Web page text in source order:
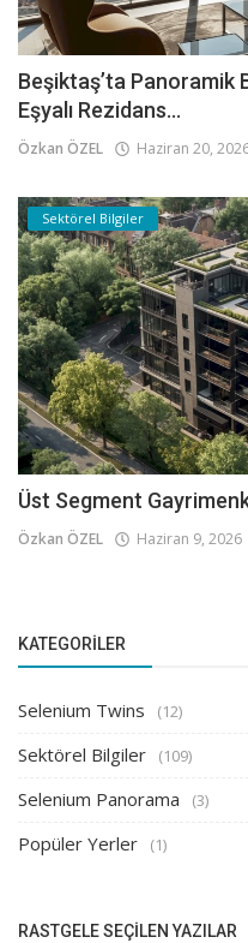
Beşiktaş’ta Panoramik
Eşyalı Rezidans...
Özkan ÖZEL Haziran 20,
Sektörel Bilgiler
Üst Segment
Özkan ÖZEL Haziran 9, 2026
KATEGORILER
Selenium Twins (12)
Sektörel Bilgiler (109)
Selenium Panorama (3)
Popüler Yerler (1)
RASTGELE SEÇILEN YAZILAR